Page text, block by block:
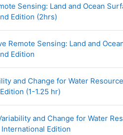
Sensing: Land and Ocean
Edition (2hrs)Гиперссылка
Remote Sensing: Land and
EditionГиперссылка
and Change for Water
(1-1.25 hr)Гиперссылка
and Change for Water
EditionГиперссылка